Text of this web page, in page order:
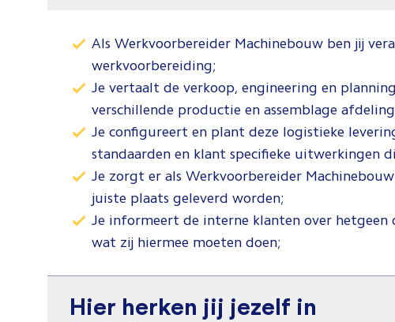
Als Werkvoorbereider Machinebouw ben jij
werkvoorbereiding;
Je vertaalt de verkoop, engineering en
verschillende productie en assemblage
Je configureert en plant deze logistieke
standaarden en klant specifieke uitwerkingen
Je zorgt er als Werkvoorbereider
juiste plaats geleverd worden;
Je informeert de interne klanten over
wat zij hiermee moeten doen;
Hier herken jij jezelf in